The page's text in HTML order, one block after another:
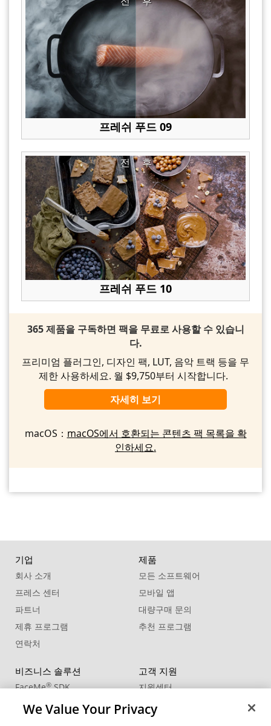
프레쉬 푸드 09
후
전
프레쉬 푸드 10
365 제품을 구독하면 팩을 무료로 사용할 수 있습니
다.
프리미엄 플러그인, 디자인 팩, LUT, 음악 트랙 등을 무
제한 사용하세요. 월 $9,750부터 시작합니다.
자세히 보기
macOS： macOS에서 호환되는 콘텐츠 팩 목록을 확
인하세요.
기업
회사 소개
프레스 센터
파트너
제휴 프로그램
연락처
제품
모든 소프트웨어
모바일 앱
대량구매 문의
추천 프로그램
비즈니스 솔루션
FaceMe®SDK
고객 지원
지원센터
제품 업데이트
We Value Your Privacy